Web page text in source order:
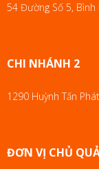
54 Đường Số 5, Bình
CHI NHÁNH 2
1290 Huỳnh Tấn
ĐƠN VỊ CHỦ